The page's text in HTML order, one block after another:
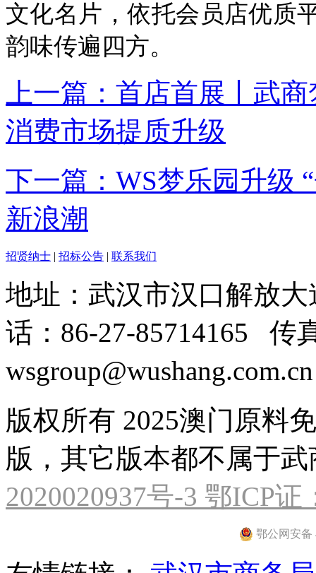
文化名片，依托会员店优质
韵味传遍四方。
上一篇：首店首展丨武
消费市场提质升级
下一篇：WS梦乐园升级
新浪潮
招贤纳士 | 招标公告 | 联系我们
地址：武汉市汉口解放
话：86-27-85714165 传
版权所有 2025澳门原料
版，其它版本都不属于
2020020937号-3 鄂ICP证
鄂公网安备